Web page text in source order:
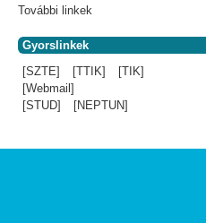
További linkek
Gyorslinkek
[SZTE]
[TTIK]
[TIK]
[Webmail]
[STUD]
[NEPTUN]